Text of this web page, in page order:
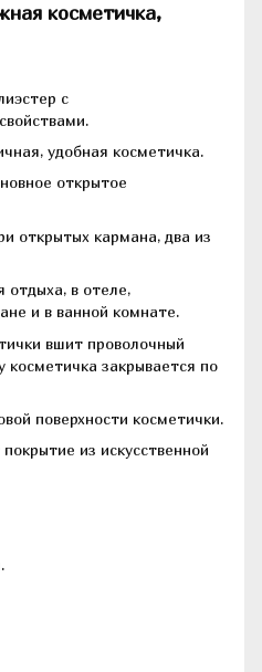
косметичка,
с
удобная косметичка.
открытое
открытых кармана, два из
отдыха, в отеле,
и в ванной комнате.
вшит проволочный
косметичка закрывается по
поверхности косметички.
из искусственной